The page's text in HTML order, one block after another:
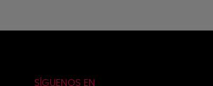
SÍGUENOS EN